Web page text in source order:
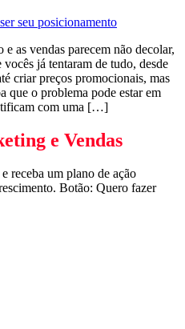
e as vendas parecem não decolar,
já tentaram de tudo, desde
criar preços promocionais, mas
que o problema pode estar em
com uma […]
e Vendas
receba um plano de ação
Botão: Quero fazer